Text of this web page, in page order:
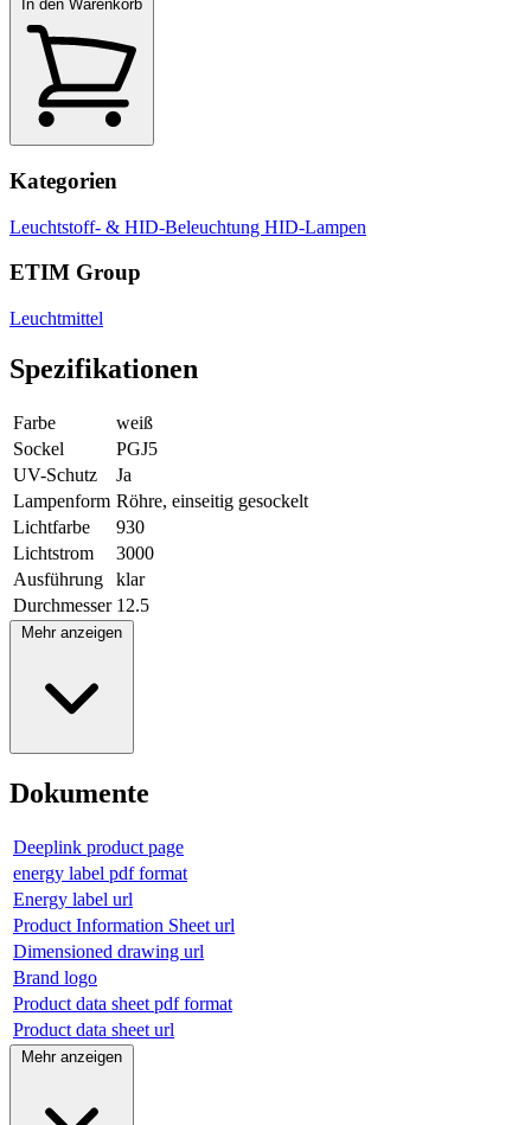
In den Warenkorb
Kategorien
Leuchtstoff- & HID-Beleuchtung HID-Lampen
ETIM Group
Leuchtmittel
Spezifikationen
Farbe
weiß
Sockel
PGJ5
UV-Schutz
Ja
Lampenform Röhre, einseitig gesockelt
Lichtfarbe
930
Lichtstrom
3000
Ausführung
klar
Durchmesser 12.5
Mehr anzeigen
Dokumente
Deeplink product page
energy label pdf format
Energy label url
Product Information Sheet url
Dimensioned drawing url
Brand logo
Product data sheet pdf format
Product data sheet url
Mehr anzeigen